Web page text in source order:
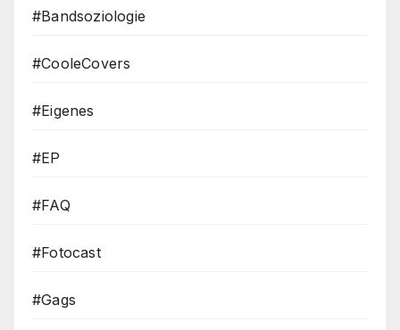
#Bandsoziologie
#CooleCovers
#Eigenes
#EP
#FAQ
#Fotocast
#Gags